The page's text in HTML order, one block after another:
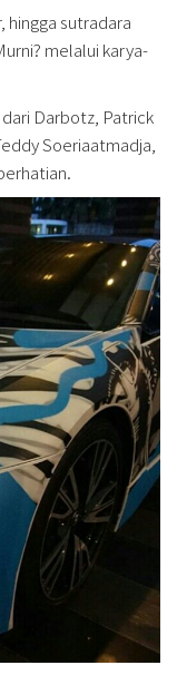
hingga sutradara
melalui karya-
Darbotz, Patrick
Soeriaatmadja,